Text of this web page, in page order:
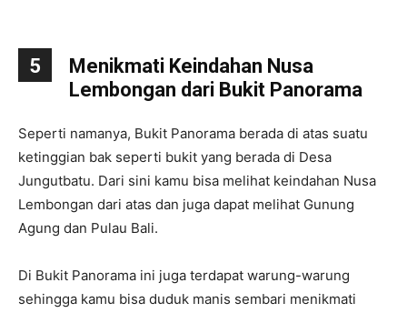
5
Menikmati Keindahan Nusa
Lembongan dari Bukit Panorama
Seperti namanya, Bukit Panorama berada di atas suatu
ketinggian bak seperti bukit yang berada di Desa
Jungutbatu. Dari sini kamu bisa melihat keindahan Nusa
Lembongan dari atas dan juga dapat melihat Gunung
Agung dan Pulau Bali.
Di Bukit Panorama ini juga terdapat warung-warung
sehingga kamu bisa duduk manis sembari menikmati